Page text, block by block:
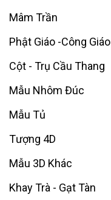
Mâm Trần
Phật Giáo -Công Giáo
Cột - Trụ Cầu Thang
Mẫu Nhôm Đúc
Mẫu Tủ
Tượng 4D
Mẫu 3D Khác
Khay Trà - Gạt Tàn